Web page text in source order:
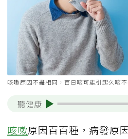
咳嗽原因不盡相同，百日咳可能引起久咳
聽健康
咳嗽原因百百種，病發原